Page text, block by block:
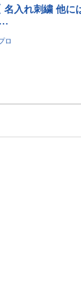
入れ刺繍 他に
…
ロ